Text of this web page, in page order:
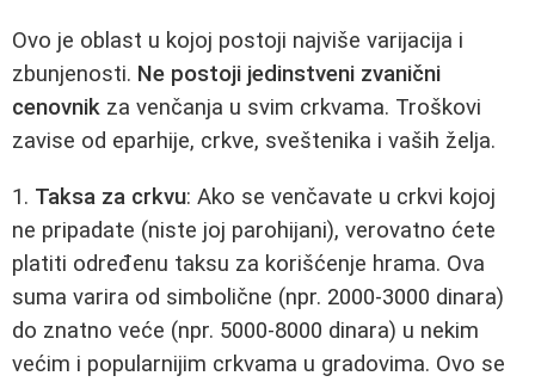
Ovo je oblast u kojoj postoji najviše varijacija i
zbunjenosti. Ne postoji jedinstveni zvanični
cenovnik za venčanja u svim crkvama. Troškovi
zavise od eparhije, crkve, sveštenika i vaših želja.
1. Taksa za crkvu: Ako se venčavate u crkvi kojoj
ne pripadate (niste joj parohijani), verovatno ćete
platiti određenu taksu za korišćenje hrama. Ova
suma varira od simbolične (npr. 2000-3000 dinara)
do znatno veće (npr. 5000-8000 dinara) u nekim
većim i popularnijim crkvama u gradovima. Ovo se